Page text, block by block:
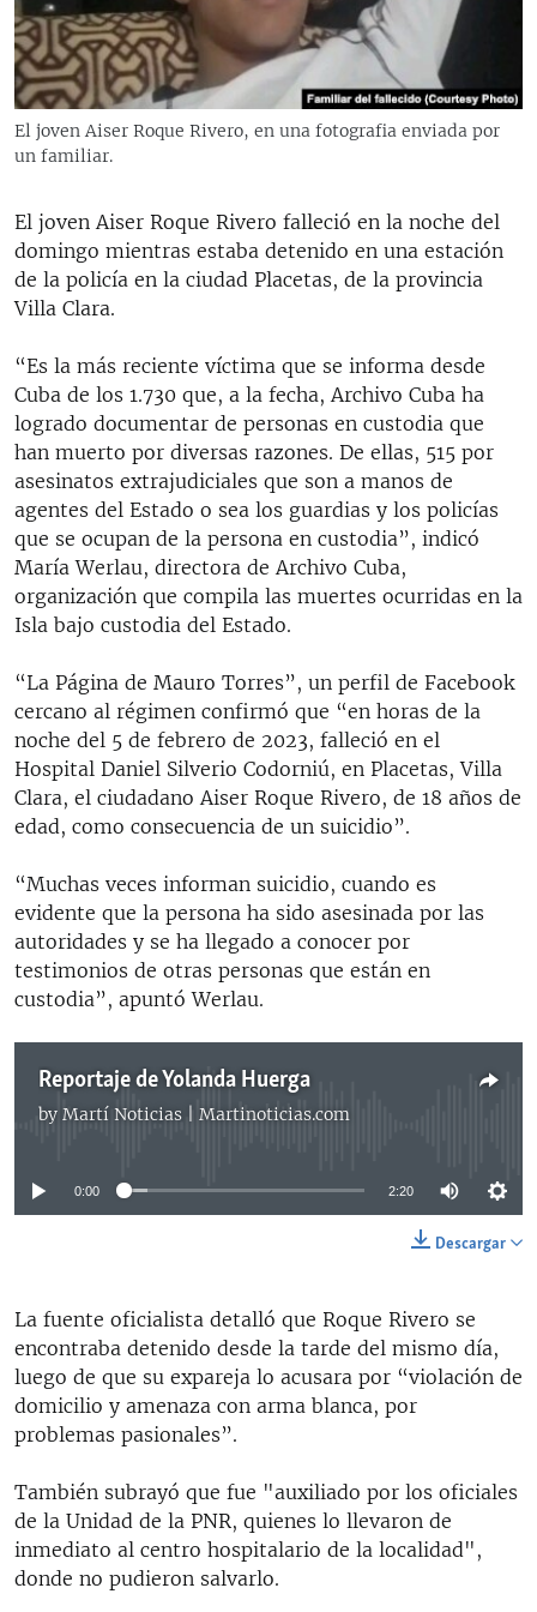
RADIO MARTÍ
ESPECIALES
ESPECIALES
LA REALIDAD DE LA VIVIENDA EN CUBA
KENTU-CUBANO
LOS SANTOS DE HIALEAH
LA INVASIÓN DE RUSIA A UCRANIA
MULTIMEDIA
EDITORIALES
SÍGUENOS
El joven Aiser Roque Rivero, en una fotografia enviada por
un familiar.
El joven Aiser Roque Rivero falleció en la noche del
domingo mientras estaba detenido en una estación
de la policía en la ciudad Placetas, de la provincia
Villa Clara.
“Es la más reciente víctima que se informa desde
Cuba de los 1.730 que, a la fecha, Archivo Cuba ha
logrado documentar de personas en custodia que
han muerto por diversas razones. De ellas, 515 por
asesinatos extrajudiciales que son a manos de
agentes del Estado o sea los guardias y los policías
que se ocupan de la persona en custodia”, indicó
María Werlau, directora de Archivo Cuba,
organización que compila las muertes ocurridas en la
Isla bajo custodia del Estado.
“La Página de Mauro Torres”, un perfil de Facebook
cercano al régimen confirmó que “en horas de la
noche del 5 de febrero de 2023, falleció en el
Hospital Daniel Silverio Codorniú, en Placetas, Villa
Clara, el ciudadano Aiser Roque Rivero, de 18 años de
edad, como consecuencia de un suicidio”.
“Muchas veces informan suicidio, cuando es
evidente que la persona ha sido asesinada por las
autoridades y se ha llegado a conocer por
testimonios de otras personas que están en
custodia”, apuntó Werlau.
Reportaje de Yolanda Huerga
by Martí Noticias | Martinoticias.com
No media source currently available
0:00 2:20
Descargar
La fuente oficialista detalló que Roque Rivero se
encontraba detenido desde la tarde del mismo día,
luego de que su expareja lo acusara por “violación de
domicilio y amenaza con arma blanca, por
problemas pasionales”.
También subrayó que fue "auxiliado por los oficiales
de la Unidad de la PNR, quienes lo llevaron de
inmediato al centro hospitalario de la localidad",
donde no pudieron salvarlo.